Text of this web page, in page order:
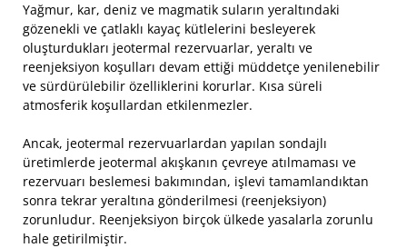
Yağmur, kar, deniz ve magmatik suların yeraltındaki
gözenekli ve çatlaklı kayaç kütlelerini besleyerek
oluşturdukları jeotermal rezervuarlar, yeraltı ve
reenjeksiyon koşulları devam ettiği müddetçe yenilenebilir
ve sürdürülebilir özelliklerini korurlar. Kısa süreli
atmosferik koşullardan etkilenmezler.
Ancak, jeotermal rezervuarlardan yapılan sondajlı
üretimlerde jeotermal akışkanın çevreye atılmaması ve
rezervuarı beslemesi bakımından, işlevi tamamlandıktan
sonra tekrar yeraltına gönderilmesi (reenjeksiyon)
zorunludur. Reenjeksiyon birçok ülkede yasalarla zorunlu
hale getirilmiştir.